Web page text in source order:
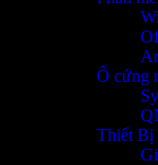
Ổ cứng
Thiết Bị